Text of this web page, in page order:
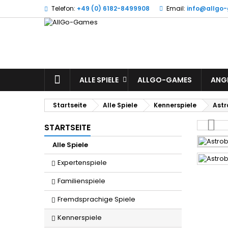
Telefon: +49 (0) 6182-8499908 Email:
STARTSEITE
ALLE SPIELE ALLGO-GAMES
Startseite Alle Spiele Kennerspiele
STARTSEITE
Alle Spiele
Expertenspiele
Familienspiele
Fremdsprachige Spiele
Kennerspiele